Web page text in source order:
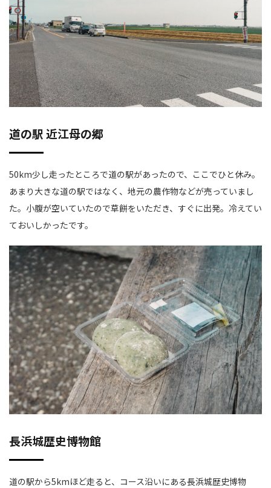
道の駅 近江母の郷
50km少し走ったところで道の駅があったので、ここでひと休み。
あまり大きな道の駅ではなく、地元の農作物などが売っていまし
た。小腹が空いていたので草餅をいただき、すぐに出発。冷えてい
ておいしかったです。
長浜城歴史博物館
道の駅から5kmほど走ると、コース沿いにある長浜城歴史博物